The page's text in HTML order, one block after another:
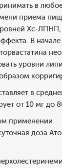
в
приема
Хс-ЛПНП,
В
уровни
в
от 10 мг до
применении
доза